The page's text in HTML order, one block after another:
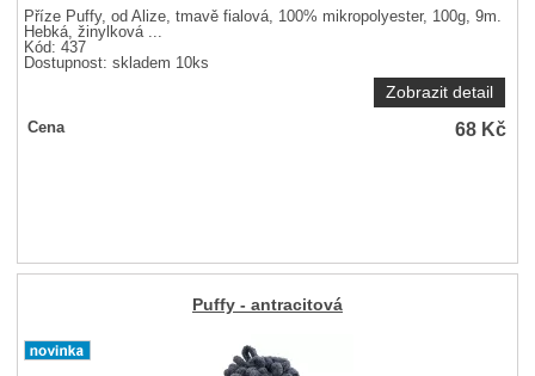
Příze Puffy, od Alize, tmavě fialová, 100% mikropolyester, 100g, 9m.
Hebká, žinylková ...
Kód: 437
Dostupnost:skladem 10ks
Zobrazit detail
Cena 68 Kč
Puffy - antracitová